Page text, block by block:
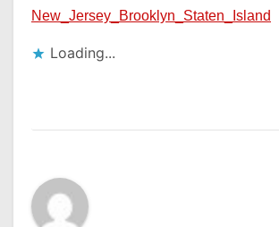
New_Jersey_Brooklyn_Staten_Island
Loading...